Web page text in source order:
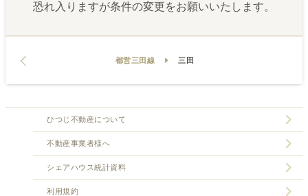
恐れ入りますが条件の変更をお願いいたします。
都営三田線 三田
ひつじ不動産について
不動産事業者様へ
シェアハウス統計資料
利用規約